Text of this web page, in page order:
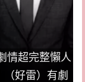
情超完整懶人
好雷）有劇